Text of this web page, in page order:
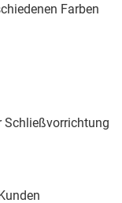
Farben
Schließvorrichtung